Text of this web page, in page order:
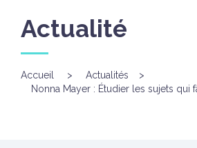
Actualité
Accueil > Actualités
>
Nonna Mayer : Étudier les sujets qui